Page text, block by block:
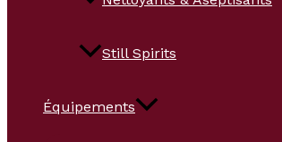
Still Spirits
Équipements